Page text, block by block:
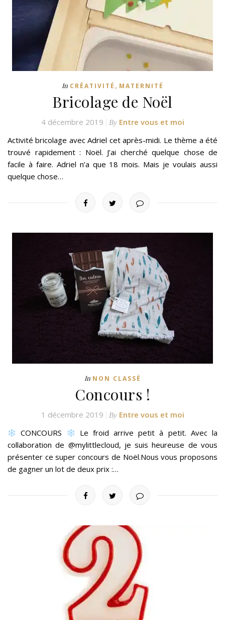
In CRÉATIVITÉ , MATERNITÉ
Bricolage de Noël
4 décembre 2019 By Entre vous et moi
Activité bricolage avec Adriel cet après-midi. Le thème a été
trouvé rapidement : Noël. J’ai cherché quelque chose de
facile à faire. Adriel n’a que 18 mois. Mais je voulais aussi
quelque chose…
In NON CLASSÉ
Concours !
1 décembre 2019 By Entre vous et moi
CONCOURS
Le froid arrive petit à petit. Avec la
collaboration de @mylittlecloud, je suis heureuse de vous
présenter ce super concours de Noël.Nous vous proposons
de gagner un lot de deux prix :…